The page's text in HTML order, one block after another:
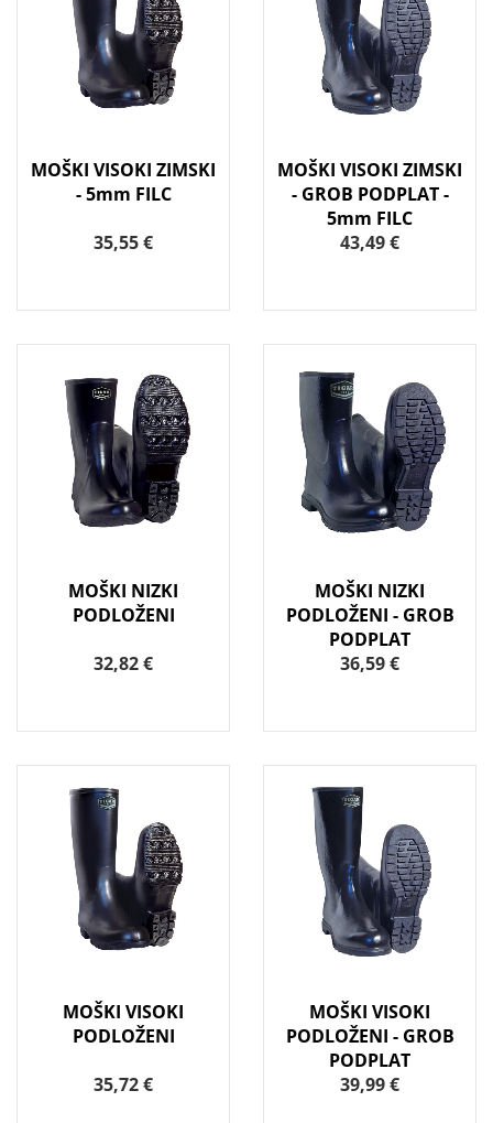
MOŠKI VISOKI ZIMSKI
- 5mm FILC
35,55 €
MOŠKI VISOKI ZIMSKI
- GROB PODPLAT -
5mm FILC
43,49 €
MOŠKI NIZKI
PODLOŽENI
32,82 €
MOŠKI NIZKI
PODLOŽENI - GROB
PODPLAT
36,59 €
MOŠKI VISOKI
PODLOŽENI
35,72 €
MOŠKI VISOKI
PODLOŽENI - GROB
PODPLAT
39,99 €